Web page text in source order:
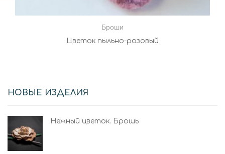
Броши
Цветок пыльно-розовый
НОВЫЕ ИЗДЕЛИЯ
Нежный цветок. Брошь